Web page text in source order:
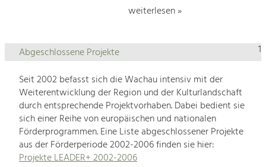
weiterlesen »
1
Abgeschlossene Projekte
Seit 2002 befasst sich die Wachau intensiv mit der
Weiterentwicklung der Region und der Kulturlandschaft
durch entsprechende Projektvorhaben. Dabei bedient sie
sich einer Reihe von europäischen und nationalen
Förderprogrammen. Eine Liste abgeschlossener Projekte
aus der Förderperiode 2002-2006 finden sie hier:
Projekte LEADER+ 2002-2006